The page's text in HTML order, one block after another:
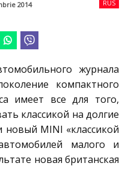
RUS
2014
журнала
компактного
имеет все для того,
классикой на долгие
новый MINI «классикой
малого и
новая британская